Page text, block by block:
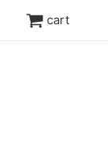
cart